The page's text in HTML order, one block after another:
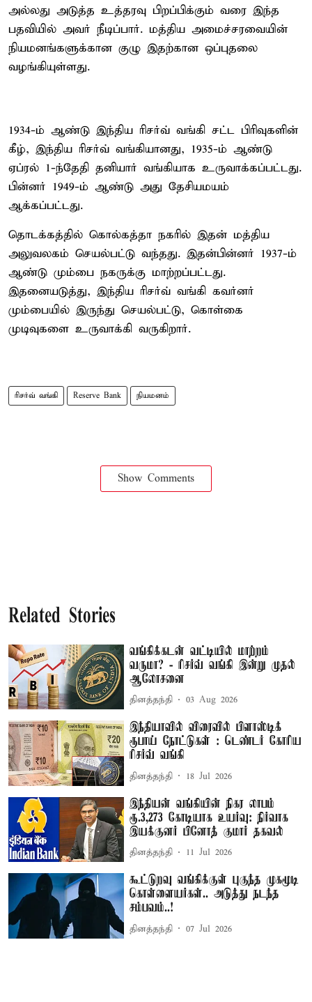
அல்லது அடுத்த உத்தரவு பிறப்பிக்கும் வரை இந்த
பதவியில் அவர் நீடிப்பார். மத்திய அமைச்சரவையின்
நியமனங்களுக்கான குழு இதற்கான ஒப்புதலை
வழங்கியுள்ளது.
1934-ம் ஆண்டு இந்திய ரிசர்வ் வங்கி சட்ட பிரிவுகளின்
கீழ், இந்திய ரிசர்வ் வங்கியானது, 1935-ம் ஆண்டு
ஏப்ரல் 1-ந்தேதி தனியார் வங்கியாக உருவாக்கப்பட்டது.
பின்னர் 1949-ம் ஆண்டு அது தேசியமயம்
ஆக்கப்பட்டது.
தொடக்கத்தில் கொல்கத்தா நகரில் இதன் மத்திய
அலுவலகம் செயல்பட்டு வந்தது. இதன்பின்னர் 1937-ம்
ஆண்டு மும்பை நகருக்கு மாற்றப்பட்டது.
இதனையடுத்து, இந்திய ரிசர்வ் வங்கி கவர்னர்
மும்பையில் இருந்து செயல்பட்டு, கொள்கை
முடிவுகளை உருவாக்கி வருகிறார்.
ரிசர்வ் வங்கி Reserve Bank நியமனம்
Show Comments
Related Stories
வங்கிக்கடன் வட்டியில் மாற்றம்
வருமா? - ரிசர்வ் வங்கி இன்று முதல்
ஆலோசனை
தினத்தந்தி 03 Aug 2026
இந்தியாவில் விரைவில் பிளாஸ்டிக்
ரூபாய் நோட்டுகள் : டெண்டர் கோரிய
ரிசர்வ் வங்கி
தினத்தந்தி 18 Jul 2026
இந்தியன் வங்கியின் நிகர லாபம்
ரூ.3,273 கோடியாக உயர்வு: நிர்வாக
இயக்குனர் பினோத் குமார் தகவல்
தினத்தந்தி 11 Jul 2026
கூட்டுறவு வங்கிக்குள் புகுந்த முகமூடி
கொள்ளையர்கள்.. அடுத்து நடந்த
சம்பவம்..!
தினத்தந்தி 07 Jul 2026